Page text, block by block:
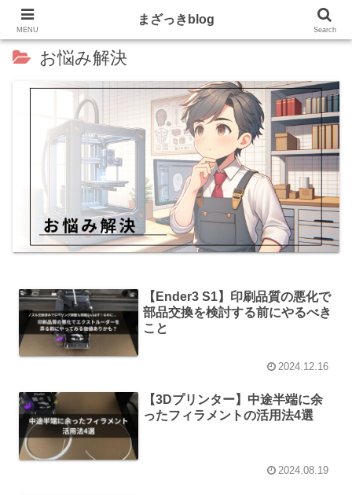
お悩み解決
【Ender3 S1】印刷品質の悪化で
部品交換を検討する前にやるべき
こと
2024.12.16
【3Dプリンター】中途半端に余
ったフィラメントの活用法4選
2024.08.19
MENU
まざっきblog
Search